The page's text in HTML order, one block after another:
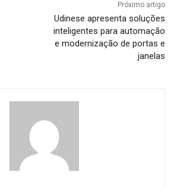
Próximo artigo
Udinese apresenta soluções
inteligentes para automação
e modernização de portas e
janelas